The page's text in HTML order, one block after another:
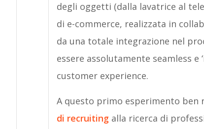
degli oggetti (dalla lavatrice al
di e-commerce, realizzata in
da una totale integrazione nel
essere assolutamente seamless
customer experience.
A questo primo esperimento ben
di recruitingalla ricerca di